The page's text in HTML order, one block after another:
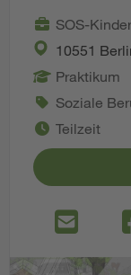
SOS-
10551
Praktikum
Soziale
Teilzeit